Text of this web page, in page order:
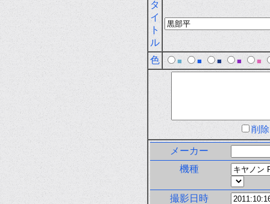
タ
イ
ト
ル
色
■ ■ ■ ■ ■
削
メーカー
機種
撮影日時